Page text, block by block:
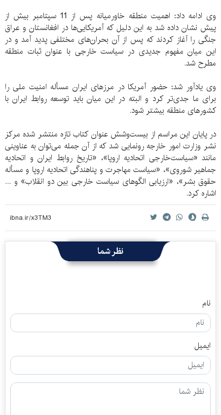
وی ادامه داد: اهمیت منطقه خاور‌میانه پس از 11 سپتامبر بیش از
پیش نشان داده شد به این دلیل که آمریکایی‌ها در افغانستان و عراق
جنگی را آغاز کردند که پس از آن بحران‌های مختلفی پدید آمد و در
این میان مفهوم جدیدی در سیاست خارجی با عنوان ثبات منطقه
مطرح شد.
وی یادآور شد: حضور آمریکا در مرز‌های ایران مسأله امنیت ملی را
برای ما جدی‌تر کرد و البته در این میان باید توسعه روابط ایران‌ با
کشور‌های منطقه‌ بیشتر شود.
در پایان این مراسم‌ از بیست‌وشش عنوان کتاب تازه منتشر شده‌ مرکز
نشر وزارت امور خارجه رونمایی شد‌ که از آن جمله‌ می‌توان به عناوینی
مانند «سیاست‌خارجی اتحادیه اروپا»، «تاریخ روابط ایران و اتحادیه
جماهیر شوروی»، «سیاست مهاجرت‌ و پناهندگی اتحادیه اروپا و مسأله
حقوق بشر»، «ارزیابی الگو‌های سیاست خارجی بین‌ دو انقلاب» و ...
اشاره کرد.
نظر شما
نام
ایمیل